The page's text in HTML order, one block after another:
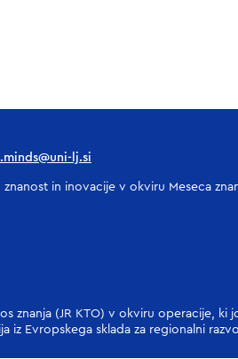
lj.si
in inovacije v okviru Meseca
znanja (JR KTO) v okviru operacije, ki
iz Evropskega sklada za regionalni